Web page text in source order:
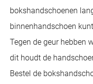
bokshandschoenen
binnenhandschoen
Tegen de geur hebben
dit houdt de
Bestel de